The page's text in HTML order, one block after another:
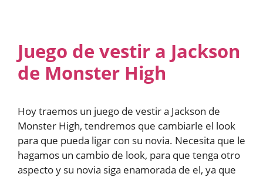
Juego de vestir a Jackson
de Monster High
Hoy traemos un juego de vestir a Jackson de
Monster High, tendremos que cambiarle el look
para que pueda ligar con su novia. Necesita que le
hagamos un cambio de look, para que tenga otro
aspecto y su novia siga enamorada de el, ya que